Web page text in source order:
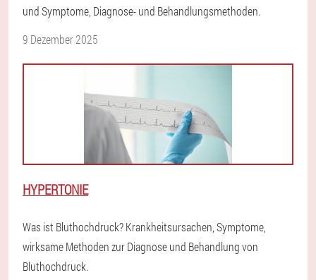
und Symptome, Diagnose- und Behandlungsmethoden.
9 Dezember 2025
HYPERTONIE
Was ist Bluthochdruck? Krankheitsursachen, Symptome,
wirksame Methoden zur Diagnose und Behandlung von
Bluthochdruck.